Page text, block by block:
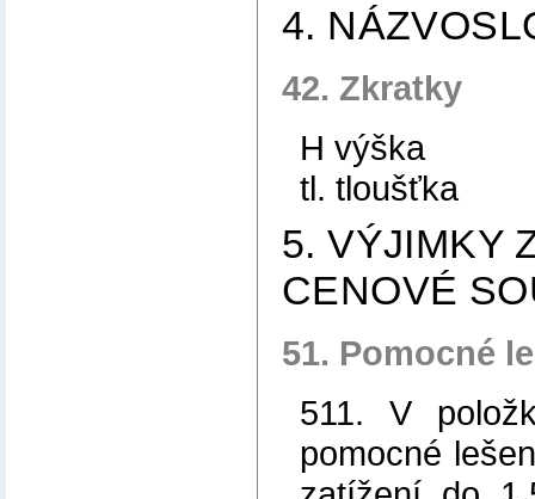
4.
42. Zkratky
H výška
tl. tloušťka
5. VÝJIMKY
CENOVÉ
51. Pomocné
511. V
pomocné